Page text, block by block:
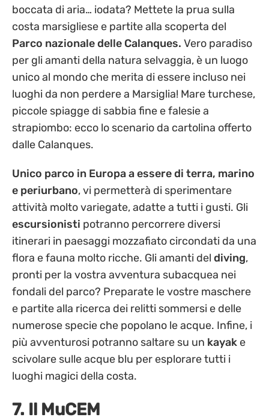
boccata di aria… iodata? Mettete la prua sulla
costa marsigliese e partite alla scoperta del
Parco nazionale delle Calanques. Vero paradiso
per gli amanti della natura selvaggia, è un luogo
unico al mondo che merita di essere incluso nei
luoghi da non perdere a Marsiglia! Mare turchese,
piccole spiagge di sabbia fine e falesie a
strapiombo: ecco lo scenario da cartolina offerto
dalle Calanques.
Unico parco in Europa a essere di terra, marino
e periurbano, vi permetterà di sperimentare
attività molto variegate, adatte a tutti i gusti. Gli
escursionisti potranno percorrere diversi
itinerari in paesaggi mozzafiato circondati da una
flora e fauna molto ricche. Gli amanti del diving,
pronti per la vostra avventura subacquea nei
fondali del parco? Preparate le vostre maschere
e partite alla ricerca dei relitti sommersi e delle
numerose specie che popolano le acque. Infine, i
più avventurosi potranno saltare su un kayak e
scivolare sulle acque blu per esplorare tutti i
luoghi magici della costa.
7. Il MuCEM